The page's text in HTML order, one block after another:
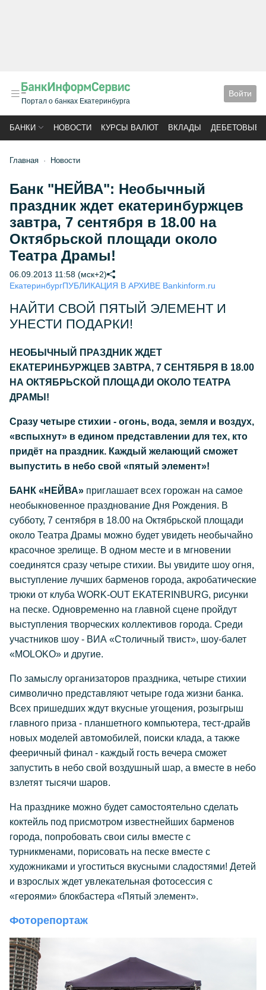
Портал о банках Екатеринбурга
Войти
БАНКИ НОВОСТИ КУРСЫ ВАЛЮТ ВКЛАДЫ ДЕБЕТОВЫЕ
Главная Новости
Банк "НЕЙВА": Необычный
праздник ждет екатеринбуржцев
завтра, 7 сентября в 18.00 на
Октябрьской площади около
Театра Драмы!
06.09.2013 11:58 (мск+2)
ЕкатеринбургПУБЛИКАЦИЯ В АРХИВЕ Bankinform.ru
НАЙТИ СВОЙ ПЯТЫЙ ЭЛЕМЕНТ И
УНЕСТИ ПОДАРКИ!
НЕОБЫЧНЫЙ ПРАЗДНИК ЖДЕТ
ЕКАТЕРИНБУРЖЦЕВ ЗАВТРА, 7 СЕНТЯБРЯ В 18.00
НА ОКТЯБРЬСКОЙ ПЛОЩАДИ ОКОЛО ТЕАТРА
ДРАМЫ!
Сразу четыре стихии - огонь, вода, земля и воздух,
«вспыхнут» в едином представлении для тех, кто
придёт на праздник. Каждый желающий сможет
выпустить в небо свой «пятый элемент»!
БАНК «НЕЙВА» приглашает всех горожан на самое
необыкновенное празднование Дня Рождения. В
субботу, 7 сентября в 18.00 на Октябрьской площади
около Театра Драмы можно будет увидеть необычайно
красочное зрелище. В одном месте и в мгновении
соединятся сразу четыре стихии. Вы увидите шоу огня,
выступление лучших барменов города, акробатические
трюки от клуба WORK-OUT EKATERINBURG, рисунки
на песке. Одновременно на главной сцене пройдут
выступления творческих коллективов города. Среди
участников шоу - ВИА «Столичный твист», шоу-балет
«MOLOKO» и другие.
По замыслу организаторов праздника, четыре стихии
символично представляют четыре года жизни банка.
Всех пришедших ждут вкусные угощения, розыгрыш
главного приза - планшетного компьютера, тест-драйв
новых моделей автомобилей, поиски клада, а также
фееричный финал - каждый гость вечера сможет
запустить в небо cвой воздушный шар, а вместе в небо
взлетят тысячи шаров.
На празднике можно будет самостоятельно сделать
коктейль под присмотром известнейших барменов
города, попробовать свои силы вместе с
турникменами, порисовать на песке вместе с
художниками и угоститься вкусными сладостями! Детей
и взрослых ждет увлекательная фотосессия с
«героями» блокбастера «Пятый элемент».
Фоторепортаж